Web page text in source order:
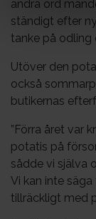
andra ord
ständigt efter
tanke på odling
Utöver den
också
butikernas
”Förra året var
potatis på
sådde vi själva
Vi kan inte
tillräckligt med